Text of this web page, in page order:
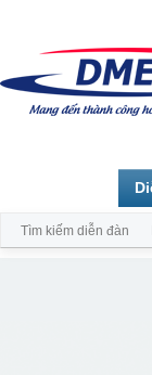
Tìm kiếm diễn đàn